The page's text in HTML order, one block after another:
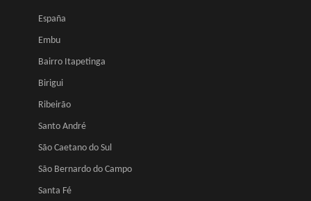
España
Embu
Bairro Itapetinga
Birigui
Ribeirão
Santo André
São Caetano do Sul
São Bernardo do Campo
Santa Fé